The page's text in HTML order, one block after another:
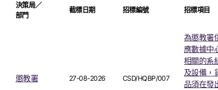
決策局／
部門
截標日期 招標編號 招標項目
懲教署 27-08-2026 CSD/HQBP/007
為懲教署
應數據中
相關的系
及設備，
品須在發